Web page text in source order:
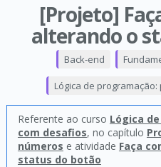
[Projeto]
alterando o
Back-end
Lógica de
Referente ao curso Lógica
com desafios, no capítulo
números e atividade Faça
status do botão